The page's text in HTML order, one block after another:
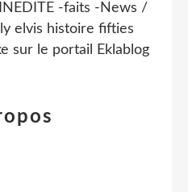
-faits -News /
elvis histoire fifties
sur le portail Eklablog